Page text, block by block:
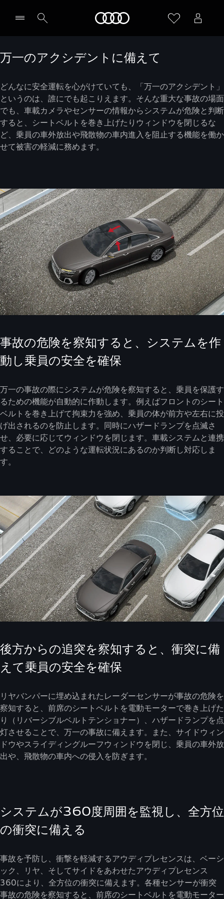
万一のアクシデントに備えて
どんなに安全運転を心がけていても、「万一のアクシデント」
というのは、誰にでも起こりえます。そんな重大な事故の場面
でも、車載カメラやセンサーの情報からシステムが危険と判断
すると、シートベルトを巻き上げたりウィンドウを閉じるな
ど、乗員の車外放出や飛散物の車内進入を阻止する機能を働か
せて被害の軽減に務めます。
事故の危険を察知すると、システムを作
動し乗員の安全を確保
万一の事故の際にシステムが危険を察知すると、乗員を保護す
るための機能が自動的に作動します。例えばフロントのシート
ベルトを巻き上げて拘束力を強め、乗員の体が前方や左右に投
げ出されるのを防止します。同時にハザードランプを点滅さ
せ、必要に応じてウィンドウを閉じます。車載システムと連携
することで、どのような運転状況にあるのか判断し対応しま
す。
後方からの追突を察知すると、衝突に備
えて乗員の安全を確保
リヤバンパーに埋め込まれたレーダーセンサーが事故の危険を
察知すると、前席のシートベルトを電動モーターで巻き上げた
り（リバーシブルベルトテンショナー）、ハザードランプを点
灯させることで、万一の事故に備えます。また、サイドウィン
ドウやスライディングルーフウィンドウを閉じ、乗員の車外放
出や、飛散物の車内への侵入を防ぎます。
システムが360度周囲を監視し、全方位
の衝突に備える
事故を予防し、衝撃を軽減するアウディプレセンスは、ベーシ
ック、リヤ、そしてサイドをあわせたアウディプレセンス
360により、全方位の衝突に備えます。各種センサーが衝突
事故の危険を察知すると、前席のシートベルトを電動モーター